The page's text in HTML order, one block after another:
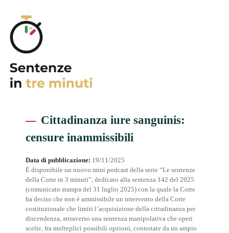
Cittadinanza iure sanguinis:
censure inammissibili
Data di pubblicazione: 19/11/2025
È disponibile un nuovo mini podcast della serie “Le sentenze
della Corte in 3 minuti”, dedicato alla sentenza 142 del 2025
(comunicato stampa del 31 luglio 2025) con la quale la Corte
ha deciso che non è ammissibile un intervento della Corte
costituzionale che limiti l’acquisizione della cittadinanza per
discendenza, attraverso una sentenza manipolativa che operi
scelte, fra molteplici possibili opzioni, connotate da un ampio